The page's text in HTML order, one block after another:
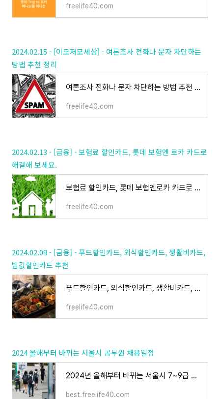
freelife40.com
2024.02.15 - [이모저모세상] - 여론조사 전화나 문자 차단하는
방법 추천 정리
여론조사 전화나 문자 차단하는 방법 추천 정리
freelife40.com
2024.02.13 - [금융] - 보험료 할인카드, 롯데 보험엔 로카 카드로
해결해 보세요.
보험료 할인카드, 롯데 보험엔로카 카드로 해결해보세요.
freelife40.com
2024.02.09 - [금융] - 푸드할인카드, 외식할인카드, 생활비카드,
밥값할인카드 추천
푸드할인카드, 외식할인카드, 생활비카드, 밥값할인카드 추천
freelife40.com
2024 올해부터 바뀌는 서울시 공무원 채용일정
2024년 올해부터 바뀌는 서울시 7~9급 공무원 채용일정 정리
best.freelife40.com